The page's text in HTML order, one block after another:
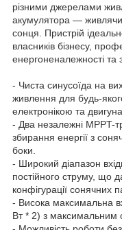
різними джерелами
акумулятора —
сонця. Пристрій
власників бізнесу,
енергоненалежності та
- Чиста синусоїда на
живлення для будь-
електронікою та
- Два незалежні MPPT-
збирання енергії з
боки.
- Широкий діапазон
постійного струму, що
конфігурації сонячних
- Висока максимальна
Вт * 2) з максимальним